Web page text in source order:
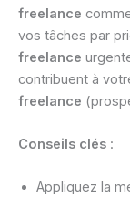
freelance
vos tâches par
freelance
contribuent à
freelance
Conseils clés :
Appliquez la